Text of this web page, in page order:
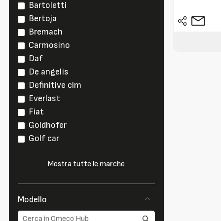
Bartoletti
Bertoja
Bremach
Carmosino
Daf
De angelis
Definitive clm
Everlast
Fiat
Goldhofer
Golf car
Mostra tutte le marche
Modello